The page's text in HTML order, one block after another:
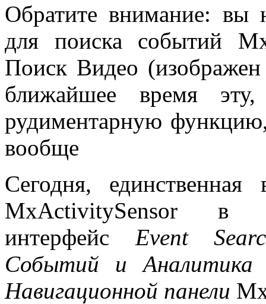
Обратите внимание: вы
для поиска событий
Поиск Видео
ближайшее время
рудиментарную
вообще
Сегодня,
MxActivitySensor в
интерфейс Event
Событий и
Навигационной панели